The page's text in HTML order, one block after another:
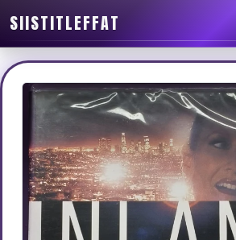
SIISTITLEFFAT